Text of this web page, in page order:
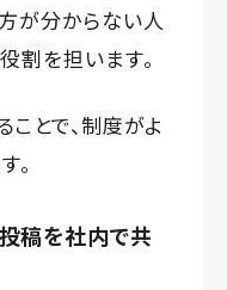
が分からない人
割を担います。
とで、制度がよ
。
稿を社内で共